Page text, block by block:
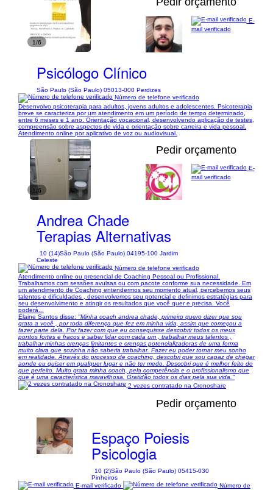
1/6
Psicólogo Clínico
São Paulo (São Paulo) 05013-000 Perdizes
E-
mail verificado
Número de telefone verificado
Desenvolvo psicoterapia para adultos, jovens adultos e adolescentes. Psicoterapia
breve se caracteriza por um atendimento em um período de tempo determinado,
entre 6 meses e 1 ano. Orientação vocacional, desenvolvendo aplicação de testes,
compreensão sobre aspectos de vida e orientação sobre carreira e vida pessoal.
Atendimento online por aplicativo de voz ou audiovisual.
1/6
Pedir orçamento
Andrea Chade
Terapias Alternativas
10 (14)São Paulo (São Paulo) 04195-100 Jardim
Celeste
E-
mail verificado
Número de telefone verificado
Atendimento online ou presencial de Coaching Pessoal ou Profissional.
Trabalhamos com sessões avulsas ou com pacote conforme sua necessidade. Em
um atendimento de Coaching entendermos seu momento atual, percebemos seus
talentos e dificuldades , desenvolvemos seu potencial e definimos estratégias para
seu desenvolvimento e atingir os resultados que você quer e precisa. Você
poderá...
Elaine Santos disse: "Minha coach andrea chade, primeiro quero dizer que sou
grata a você , por toda diferença que fez em minha vida, assim que começou a
fazer parte dela. Por fazer com que eu conseguisse descobrir todos os meus
pontos fortes e fracos e saber lidar com cada um , trabalhar meus talentos ,
trabalhar minhas crenças limitantes e crenças potencializadoras de uma forma
muito clara que sozinha não saberia trabalhar. Fazer eu poder tornar meu sonho
em realidade. Através do processo de coaching, descobri que sou capaz de chegar
aonde eu quiser em qualquer lugar e não ter medo. Descobri que é melhor feito do
que perfeito. Muito grata minha coach, pela competência e o profissionalismo que
que é uma característica maravilhosa. Gratidão todos os dias pela sua vida."
2 vezes contratado na Cronoshare
Pedir orçamento
Espaço Poiesis
Psicologia
10 (2)São Paulo (São Paulo) 05415-030
Pinheiros
E-mail verificado
Número de